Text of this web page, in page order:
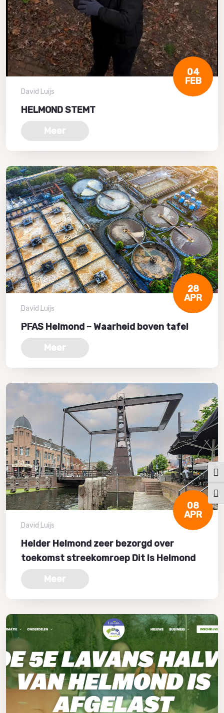
04
FEB
David Luijs
HELMOND STEMT
Meer
28
APR
David Luijs
PFAS Helmond – Waarheid boven tafel
Meer
08
APR
David Luijs
Helder Helmond zeer bezorgd over
toekomst streekomroep Dit Is Helmond
Meer